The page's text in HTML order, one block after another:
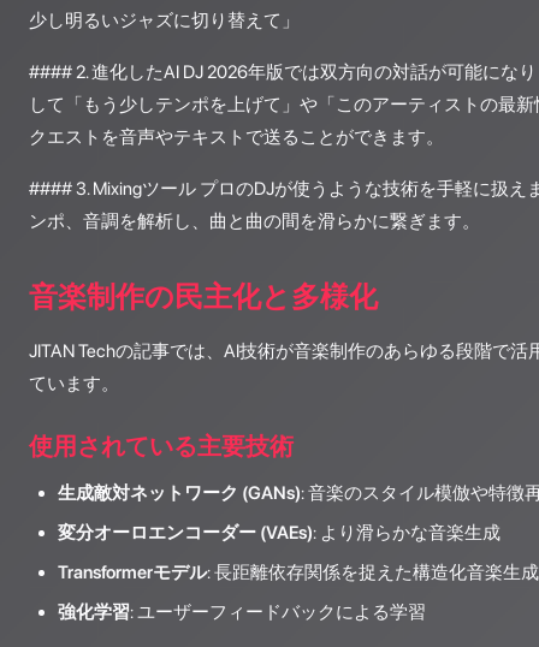
少し明るいジャズに切り替えて」
#### 2. 進化したAI DJ 2026年版では双方向の対話が可能にな
して「もう少しテンポを上げて」や「このアーティストの最
クエストを音声やテキストで送ることができます。
#### 3. Mixingツール プロのDJが使うような技術を手軽に扱え
ンポ、音調を解析し、曲と曲の間を滑らかに繋ぎます。
音楽制作の民主化と多様化
JITAN Techの記事では、AI技術が音楽制作のあらゆる段階で
ています。
使用されている主要技術
生成敵対ネットワーク (GANs): 音楽のスタイル模倣や特徴
変分オーロエンコーダー (VAEs): より滑らかな音楽生成
Transformerモデル: 長距離依存関係を捉えた構造化音楽生成
強化学習: ユーザーフィードバックによる学習